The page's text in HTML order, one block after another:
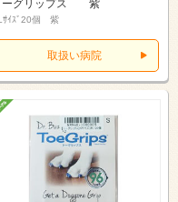
ーグリップス 紫
ｻｲｽﾞ20個 紫
取扱い病院